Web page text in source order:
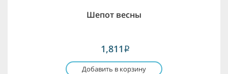
Шепот весны
1,811 i
Добавить в корзину